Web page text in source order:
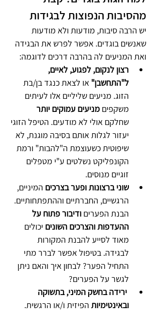
מהסיבות הנפוצות לבגידות
יש הרבה סיבות, מודעות ולא מודעות
שאנשים בוגדים. אפשר לפרש את הבגידה
ואת המניעים לה בהרבה דרכים לדוגמה:
רצון לנקום, לפגוע, לאיים,
ל"התחשבן" או לצאת כנגד בן/בת
הזוג. מניעים שליליים אלו לעיתים
משקפים מניעים עמוקים יותר
שחלקם אולי לא מודעים. הטיפל הזוגי
יעזור לגלות אותם בסיבה מוגנת, לא
שיפוטית כשעוצמת ה"להבות" ורמת
הקונפליקט נשלטים ע"י מטפלים
זוגיים מנוסים.
שוני ברצונות ופער בצרכים המיניים,
הרגשיים, החברתיים וההתפתחותיים.
הבנת הפערים ודיבור פתוח על
ההעדפות והצרכים השונים יכולים
מאוד לסייע להבנת המקורות
לבגידה. בטיפול אפשר לברר מתי
התחיל הפער? לבחון איך והאם ניתן
לגשר על הפערים?
ירידה בחשק המיני, בתשוקה
ובאינטימיות הפיזית ו/או הרגשית.